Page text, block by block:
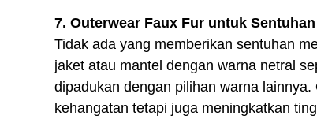
7. Outerwear Faux Fur untuk
Tidak ada yang memberikan sentuhan
jaket atau mantel dengan warna netral
dipadukan dengan pilihan warna
kehangatan tetapi juga meningkatkan